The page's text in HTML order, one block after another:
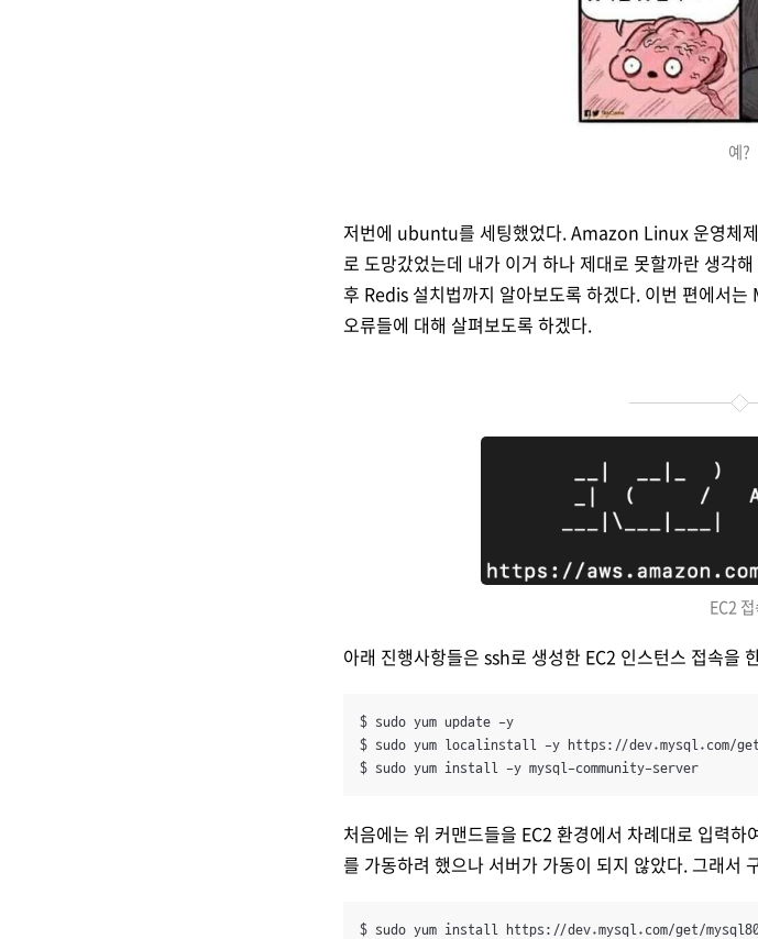
예?
저번에 ubuntu를 세팅했었다. Amazon Linux 운영체
로 도망갔었는데 내가 이거 하나 제대로 못할까란 생각
후 Redis 설치법까지 알아보도록 하겠다. 이번 편에서
오류들에 대해 살펴보도록 하겠다.
EC2
아래 진행사항들은 ssh로 생성한 EC2 인스턴스 접속을
$ sudo yum update -y
$ sudo yum localinstall -y https://dev.mysql.com/
$ sudo yum install -y mysql-community-server
처음에는 위 커맨드들을 EC2 환경에서 차례대로 입력
를 가동하려 했으나 서버가 가동이 되지 않았다. 그래서
$ sudo yum install https://dev.mysql.com/get/